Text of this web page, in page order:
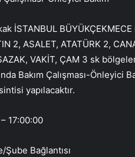
İSTANBUL
2, ASALET, ATATÜRK 2,
VAKİT, ÇAM 3 sk
Bakım Çalışması-Önleyici
yapılacaktır.
17:00:00
Bağlantısı